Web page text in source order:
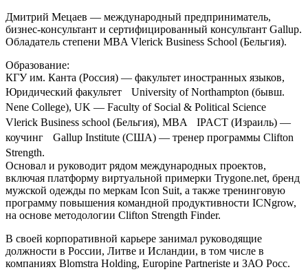
Дмитрий Мецаев — международный предприниматель,
бизнес-консультант и сертифицированный консультант Gallup.
Обладатель степени MBA Vlerick Business School (Бельгия).
Образование:
КГУ им. Канта (Россия) — факультет иностранных языков,
Юридический факультет University of Northampton (бывш.
Nene College), UK — Faculty of Social & Political Science
Vlerick Business school (Бельгия), MBA IPACT (Израиль) —
коучинг Gallup Institute (США) — тренер программы Clifton
Strength.
Основал и руководит рядом международных проектов,
включая платформу виртуальной примерки Trygone.net, бренд
мужской одежды по меркам Icon Suit, а также тренинговую
программу повышения командной продуктивности ICNgrow,
на основе методологии Clifton Strength Finder.
В своей корпоративной карьере занимал руководящие
должности в России, Литве и Исландии, в том числе в
компаниях Blomstra Holding, Europine Partneriste и ЗАО Росс.